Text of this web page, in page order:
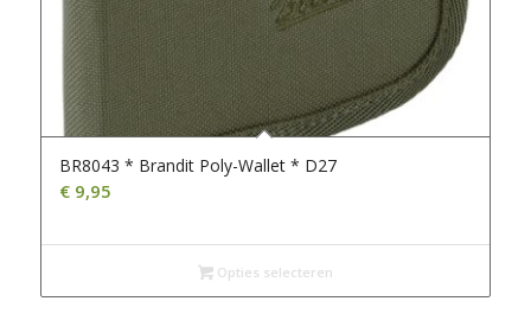
BR8043 * Brandit Poly-Wallet * D27
€9,95
Opties selecteren